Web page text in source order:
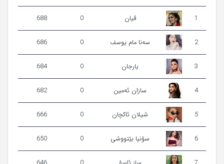
1 ڤیان 0
688
2 سەنا مام یوسف 0
686
3 یارجان 0
684
4 سازان ئەمین 0
682
5 شیلان ئاكچان 0
666
6 سۆنیا بێتووشی 0
650